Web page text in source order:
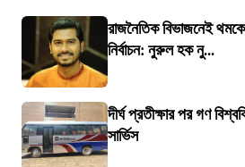
রাজনৈতিক বিভাজনেই
নির্বাচন: নুরুল হক নু...
দীর্ঘ প্রতীক্ষার পর গণ
সার্ভিস